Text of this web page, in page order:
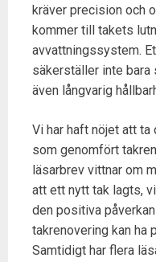
kräver precision och
kommer till takets
avvattningssystem.
säkerställer inte bara
även långvarig
Vi har haft nöjet att
som genomfört
läsarbrev vittnar om
att ett nytt tak lagts,
den positiva
takrenovering kan ha
Samtidigt har flera